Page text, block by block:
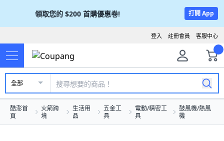
領取您的 $200 首購優惠卷! 打開 App
客服中心
註冊會員
登入
全部
酷澎首
頁
火箭跨
境
生活用
品
五金工
具
電動/精密工
具
鼓風機/熱風
機